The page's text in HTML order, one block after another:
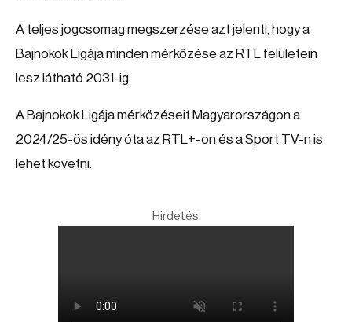
A teljes jogcsomag megszerzése azt jelenti, hogy a
Bajnokok Ligája minden mérkőzése az RTL felületein
lesz látható 2031-ig.
A Bajnokok Ligája mérkőzéseit Magyarországon a
2024/25-ös idény óta az RTL+-on és a Sport TV-n is
lehet követni.
Hirdetés